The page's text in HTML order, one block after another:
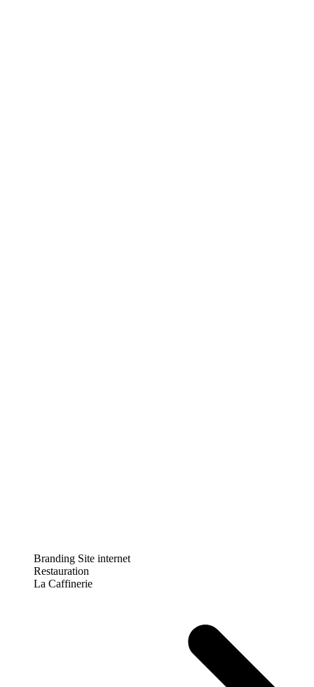
Branding Site internet
Restauration
La Caffinerie